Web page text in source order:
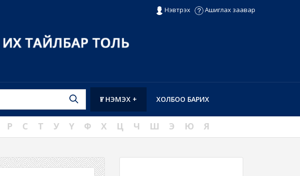
Нэвтрэх Ашиглах заавар
ХОЛБОО БАРИХ
ҮГ НЭМЭХ +
Р С Т У Ү Ф Х Ц Ч Ш Э Ю Я